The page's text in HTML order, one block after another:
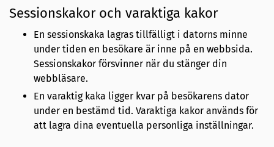
Sessionskakor och varaktiga kakor
En sessionskaka lagras tillfälligt i datorns minne
under tiden en besökare är inne på en webbsida.
Sessionskakor försvinner när du stänger din
webbläsare.
En varaktig kaka ligger kvar på besökarens dator
under en bestämd tid. Varaktiga kakor används för
att lagra dina eventuella personliga inställningar.